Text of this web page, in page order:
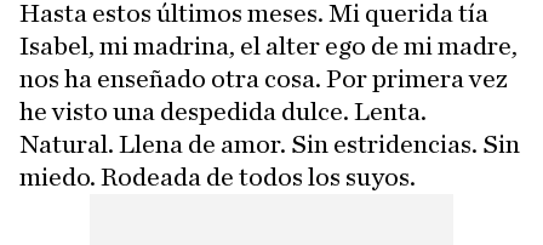
Hasta estos últimos meses. Mi querida tía
Isabel, mi madrina, el alter ego de mi madre,
nos ha enseñado otra cosa. Por primera vez
he visto una despedida dulce. Lenta.
Natural. Llena de amor. Sin estridencias. Sin
miedo. Rodeada de todos los suyos.